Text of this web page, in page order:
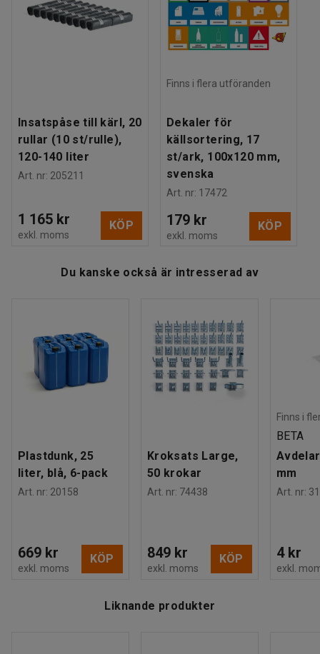
passar dina behov!
Insatspåse till kärl, 20
rullar (10 st/rulle),
120-140 liter
Art. nr: 205211
1 165 kr
exkl. moms
KÖP
Finns i flera utföranden
Dekaler för
källsortering, 17
st/ark, 100x120 mm,
svenska
Art. nr: 17472
179 kr
exkl. moms
KÖP
Du kanske också är intresserad av
Plastdunk, 25
liter, blå, 6-pack
Art. nr: 20158
669 kr
exkl. moms
KÖP
Kroksats Large,
50 krokar
Art. nr: 74438
849 kr
exkl. moms
KÖP
Finns i
BETA
mm
Art. nr:
4 kr
exkl.
Liknande produkter